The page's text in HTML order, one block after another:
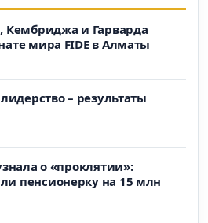
Кембриджа и Гарварда
мира FIDE в Алматы
– результаты
о «проклятии»:
пенсионерку на 15 млн